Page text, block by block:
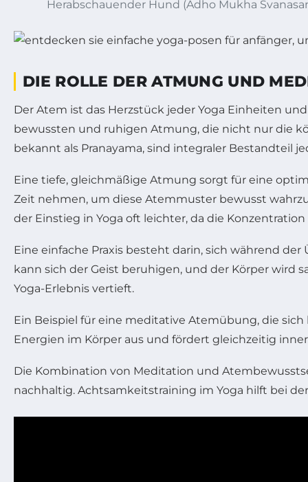
Herabschauender Hund (Adho Mukha
DIE ROLLE DER ATMUNG UND
Der Atem ist das Herzstück jeder Yoga Einheiten
bewussten und ruhigen Atmung, die nicht nur die
bekannt als Pranayama, sind integraler Bestandteil
Eine tiefe, gleichmäßige Atmung sorgt für eine
Zeit nehmen, um diese Atemmuster bewusst
der Einstieg in Yoga oft leichter, da die
Eine einfache Praxis besteht darin, sich während
kann sich der Geist beruhigen, und der Körper
Yoga-Erlebnis vertieft.
Ein Beispiel für eine meditative Atemübung, die
Energien im Körper aus und fördert gleichzeitig
Die Kombination von Meditation und
nachhaltig. Achtsamkeitstraining im Yoga hilft bei